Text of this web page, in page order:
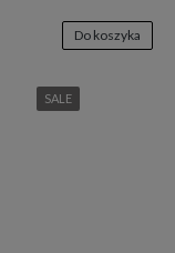
Do koszyka
SALE